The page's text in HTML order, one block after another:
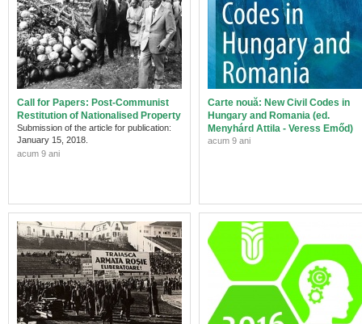
Call for Papers: Post-Communist
Restitution of Nationalised Property
Submission of the article for publication:
January 15, 2018.
acum 9 ani
Carte nouă: New Civil Codes in
Hungary and Romania (ed.
Menyhárd Attila - Veress Emőd)
acum 9 ani